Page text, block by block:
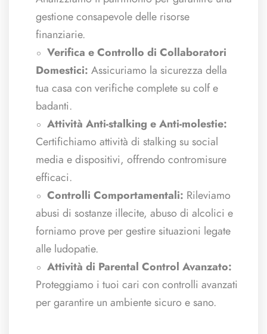
gestione consapevole delle risorse
finanziarie.
Verifica e Controllo di Collaboratori
Domestici: Assicuriamo la sicurezza della
tua casa con verifiche complete su colf e
badanti.
Attività Anti-stalking e Anti-molestie:
Certifichiamo attività di stalking su social
media e dispositivi, offrendo contromisure
efficaci.
Controlli Comportamentali: Rileviamo
abusi di sostanze illecite, abuso di alcolici e
forniamo prove per gestire situazioni legate
alle ludopatie.
Attività di Parental Control Avanzato:
Proteggiamo i tuoi cari con controlli avanzati
per garantire un ambiente sicuro e sano.